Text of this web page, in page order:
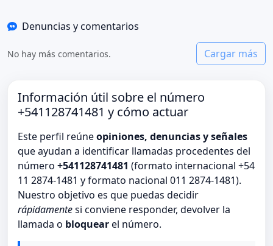
Denuncias y comentarios
No hay más comentarios. Cargar más
Información útil sobre el número
+541128741481 y cómo actuar
Este perfil reúneopiniones, denuncias y señales
que ayudan a identificar llamadas procedentes del
número +541128741481 (formato internacional +54
11 2874-1481 y formato nacional 011 2874-1481).
Nuestro objetivo es que puedas decidir
rápidamentesi conviene responder, devolver la
llamada o bloquearel número.